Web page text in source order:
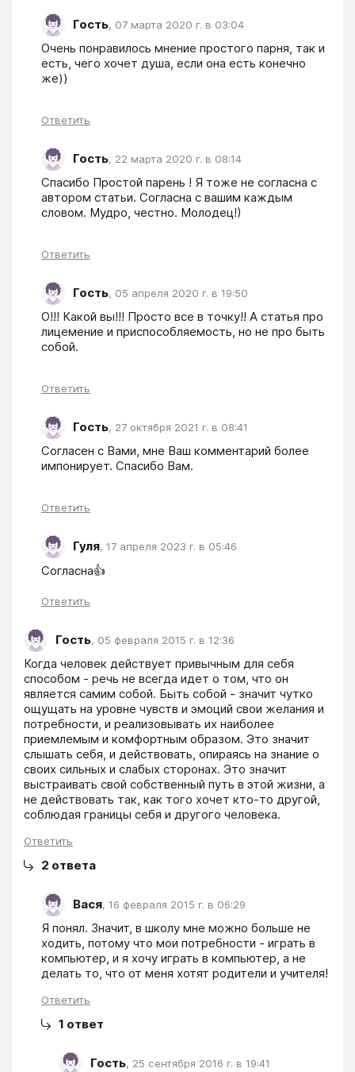
Гость, 07 марта 2020 г. в 03:04
Очень понравилось мнение простого парня, так и
есть, чего хочет душа, если она есть конечно
же))
Ответить
Гость, 22 марта 2020 г. в 08:14
Спасибо Простой парень ! Я тоже не согласна с
автором статьи. Согласна с вашим каждым
словом. Мудро, честно. Молодец!)
Ответить
Гость, 05 апреля 2020 г. в 19:50
О!!! Какой вы!!! Просто все в точку!! А статья про
лицемение и приспособляемость, но не про быть
собой.
Ответить
Гость, 27 октября 2021 г. в 08:41
Согласен с Вами, мне Ваш комментарий более
импонирует. Спасибо Вам.
Ответить
Гуля, 17 апреля 2023 г. в 05:46
Согласна👍
Ответить
Гость, 05 февраля 2015 г. в 12:36
Когда человек действует привычным для себя
способом - речь не всегда идет о том, что он
является самим собой. Быть собой - значит чутко
ощущать на уровне чувств и эмоций свои желания и
потребности, и реализовывать их наиболее
приемлемым и комфортным образом. Это значит
слышать себя, и действовать, опираясь на знание о
своих сильных и слабых сторонах. Это значит
выстраивать свой собственный путь в этой жизни, а
не действовать так, как того хочет кто-то другой,
соблюдая границы себя и другого человека.
Ответить
2 ответа
Вася, 16 февраля 2015 г. в 06:29
Я понял. Значит, в школу мне можно больше не
ходить, потому что мои потребности - играть в
компьютер, и я хочу играть в компьютер, а не
делать то, что от меня хотят родители и учителя!
Ответить
1 ответ
Гость, 25 сентября 2016 г. в 19:41